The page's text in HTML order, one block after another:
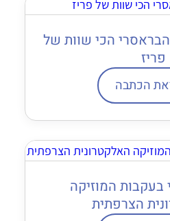
הבראסרי הכי שוות של
פריז
הכתבה
בעקבות המוזיקה
הצרפתית